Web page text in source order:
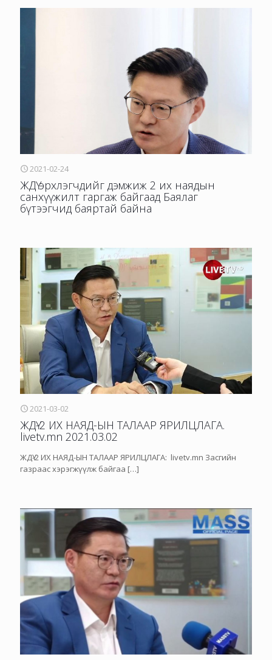
2021-02-24
ЖДҮ эрхлэгчдийг дэмжиж 2 их наядын
санхүүжилт гаргаж байгаад Баялаг
бүтээгчид баяртай байна
2021-03-02
ЖДҮ-2 ИХ НАЯД-ЫН ТАЛААР ЯРИЛЦЛАГА.
livetv.mn 2021.03.02
ЖДҮ-2 ИХ НАЯД-ЫН ТАЛААР ЯРИЛЦЛАГА: livetv.mn Засгийн
газраас хэрэгжүүлж байгаа […]